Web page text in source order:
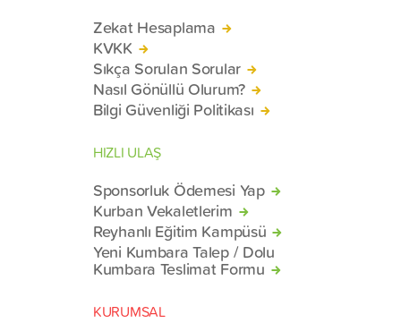
Zekat Hesaplama
KVKK
Sıkça Sorulan Sorular
Nasıl Gönüllü Olurum?
Bilgi Güvenliği Politikası
HIZLI ULAŞ
Sponsorluk Ödemesi Yap
Kurban Vekaletlerim
Reyhanlı Eğitim Kampüsü
Yeni Kumbara Talep / Dolu
Kumbara Teslimat Formu
KURUMSAL